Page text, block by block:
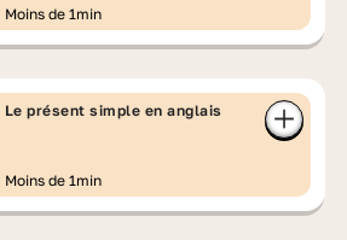
Moins de 1min
Le présent simple en anglais
Moins de 1min